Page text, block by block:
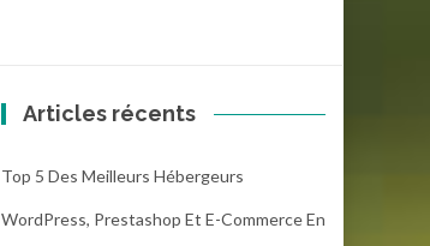
Articles récents
Top 5 Des Meilleurs Hébergeurs
WordPress, Prestashop Et E-Commerce En